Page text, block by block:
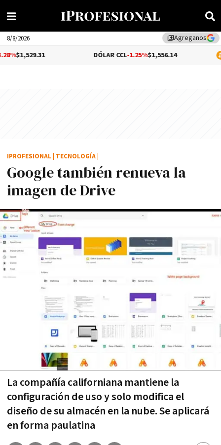
library_addAgreganos
8/8/2026
DÓLAR CCL-1.25% $1,556.14 BITCOIN
Google también renueva la
imagen de Drive
La compañía californiana mantiene la
configuración de uso y solo modifica el
diseño de su almacén en la nube. Se aplicará
en forma paulatina
IPROFESIONAL TECNOLOGÍA